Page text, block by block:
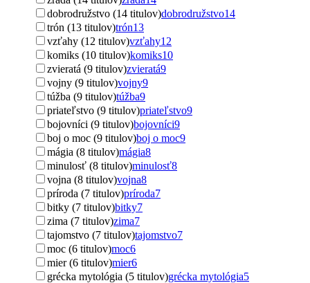
dobrodružstvo (14 titulov)dobrodružstvo14
trón (13 titulov)trón13
vzťahy (12 titulov)vzťahy12
komiks (10 titulov)komiks10
zvieratá (9 titulov)zvieratá9
vojny (9 titulov)vojny9
túžba (9 titulov)túžba9
priateľstvo (9 titulov)priateľstvo9
bojovníci (9 titulov)bojovníci9
boj o moc (9 titulov)boj o moc9
mágia (8 titulov)mágia8
minulosť (8 titulov)minulosť8
vojna (8 titulov)vojna8
príroda (7 titulov)príroda7
bitky (7 titulov)bitky7
zima (7 titulov)zima7
tajomstvo (7 titulov)tajomstvo7
moc (6 titulov)moc6
mier (6 titulov)mier6
grécka mytológia (5 titulov)grécka mytológia5